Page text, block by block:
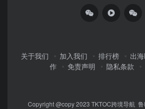
关于我们 加入我们 排行榜 出
作
免责声明 隐私条款
Copyright @copy 2023 TKTOC跨境导航